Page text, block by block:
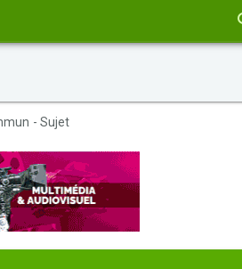
- Sujet